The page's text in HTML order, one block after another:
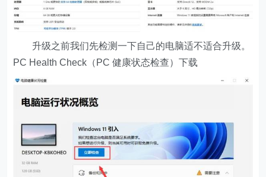
升级之前我们先检测一下自己的电脑适不适合升级。
PC Health Check（PC 健康状态检查）下载